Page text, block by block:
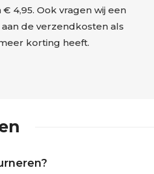
4,95. Ook vragen wij een
de verzendkosten als
korting heeft.